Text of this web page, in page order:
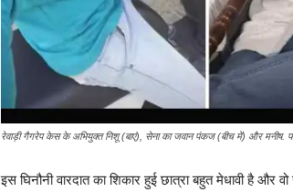
रेवाड़ी गैगरेप केस के अभियुक्त निशू (बाएं), सेना का जवान पंकज (बीच में) और मनीष.
इस घिनौनी वारदात का शिकार हुई छात्रा बहुत मेधावी है और वो